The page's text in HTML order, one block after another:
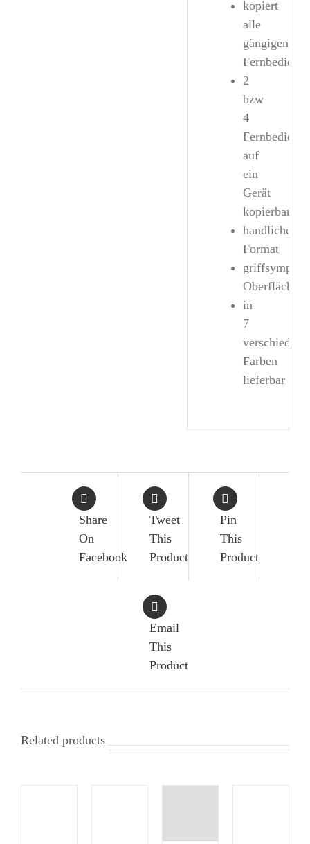
kopiert
alle
gängigen
2
bzw
4
auf
ein
Gerät
kopierbar
handliches
Format
Oberfläche
in
7
Farben
lieferbar
Share
On
Facebook
Tweet
This
Product
Pin
This
Product
Email
This
Product
Related products